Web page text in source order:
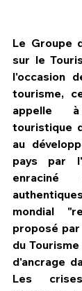
Le Groupe
sur le
l'occasion
tourisme,
appelle
touristique
au
pays par
mondial
proposé
du
d'ancrage
Les